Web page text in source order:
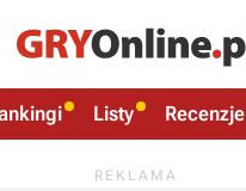
Listy Recenzje